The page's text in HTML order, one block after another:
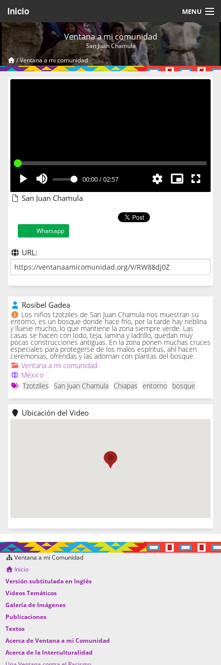
Inicio MENU
Acerca de
Videos Temáticos
Cerrar Sesión
Ventana a mi comunidad
San Juan Chamula
/Ventana a mi comunidad
00:00/02:57
San Juan Chamula
Whatsapp
URL:
Rosibel Gadea
Los niños tzotziles de San Juan Chamula nos muestran su
entorno, es un bosque donde hace frío, por la tarde hay neblina
y llueve mucho, lo que mantiene la zona siempre verde. Las
casas se hacen con lodo, teja, lamina y ladrillo, quedan muy
pocas construcciones antiguas. En la zona ponen muchas cruces
especiales para protegerse de los malos espíritus, ahí hacen
ceremonias, ofrendas y las adornan con plantas del bosque.
Ventana a mi comunidad
México
Tzotziles
San Juan Chamula Chiapas entorno bosque
Ubicación del Video
Ventana a mi Comunidad
Inicio
Versión subtitulada en Inglés
Videos Temáticos
Galería de Imágenes
Publicaciones
Textos
Acerca de Ventana a mi Comunidad
Acerca de la Interculturalidad